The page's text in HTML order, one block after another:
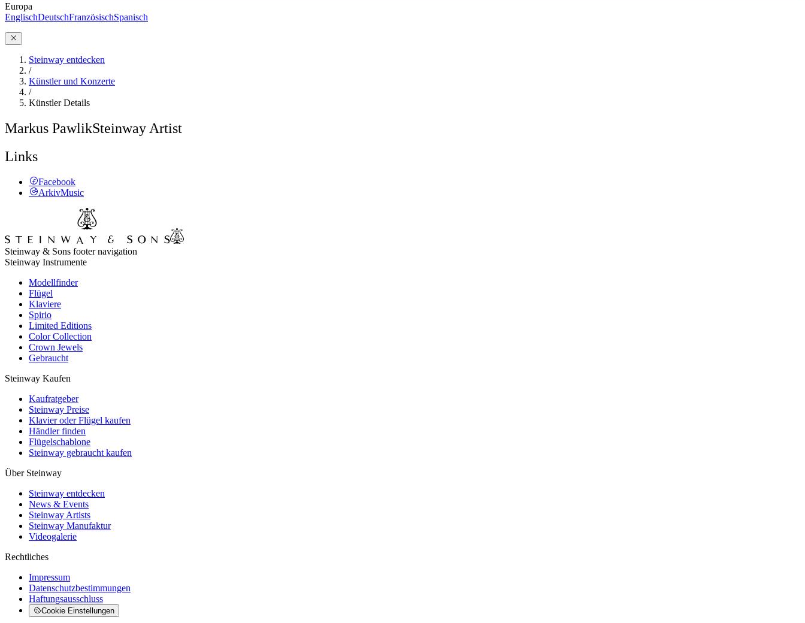
Europa
EnglischDeutschFranzösischSpanisch
Steinway entdecken
/
Künstler und Konzerte
/
Künstler Details
Markus PawlikSteinway Artist
Links
Facebook
ArkivMusic
Steinway & Sons footer navigation
Steinway Instrumente
Modellfinder
Flügel
Klaviere
Spirio
Limited Editions
Color Collection
Crown Jewels
Gebraucht
Steinway Kaufen
Kaufratgeber
Steinway Preise
Klavier oder Flügel kaufen
Händler finden
Flügelschablone
Steinway gebraucht kaufen
Über Steinway
Steinway entdecken
News & Events
Steinway Artists
Steinway Manufaktur
Videogalerie
Rechtliches
Impressum
Datenschutzbestimmungen
Haftungsausschluss
Cookie Einstellungen